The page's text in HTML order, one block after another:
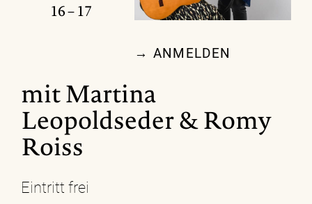
16 – 17
→ ANMELDEN
mit Martina
Leopoldseder & Romy
Roiss
Eintritt frei